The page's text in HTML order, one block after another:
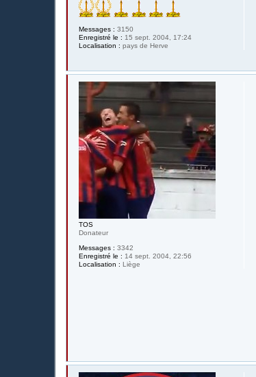
Messages : 3150
Enregistré le : 15 sept. 2004, 17:24
Localisation : pays de Herve
TOS
Donateur
Messages : 3342
Enregistré le : 14 sept. 2004, 22:56
Localisation : Liège